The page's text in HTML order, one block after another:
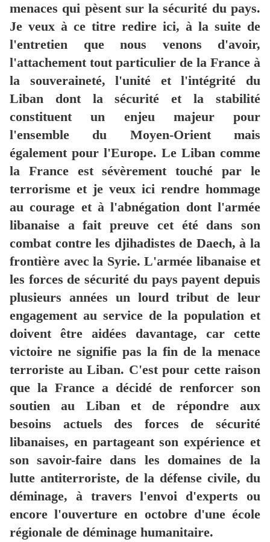
menaces qui pèsent sur la sécurité du pays.
Je veux à ce titre redire ici, à la suite de
l'entretien que nous venons d'avoir,
l'attachement tout particulier de la France à
la souveraineté, l'unité et l'intégrité du
Liban dont la sécurité et la stabilité
constituent un enjeu majeur pour
l'ensemble du Moyen-Orient mais
également pour l'Europe. Le Liban comme
la France est sévèrement touché par le
terrorisme et je veux ici rendre hommage
au courage et à l'abnégation dont l'armée
libanaise a fait preuve cet été dans son
combat contre les djihadistes de Daech, à la
frontière avec la Syrie. L'armée libanaise et
les forces de sécurité du pays payent depuis
plusieurs années un lourd tribut de leur
engagement au service de la population et
doivent être aidées davantage, car cette
victoire ne signifie pas la fin de la menace
terroriste au Liban. C'est pour cette raison
que la France a décidé de renforcer son
soutien au Liban et de répondre aux
besoins actuels des forces de sécurité
libanaises, en partageant son expérience et
son savoir-faire dans les domaines de la
lutte antiterroriste, de la défense civile, du
déminage, à travers l'envoi d'experts ou
encore l'ouverture en octobre d'une école
régionale de déminage humanitaire.